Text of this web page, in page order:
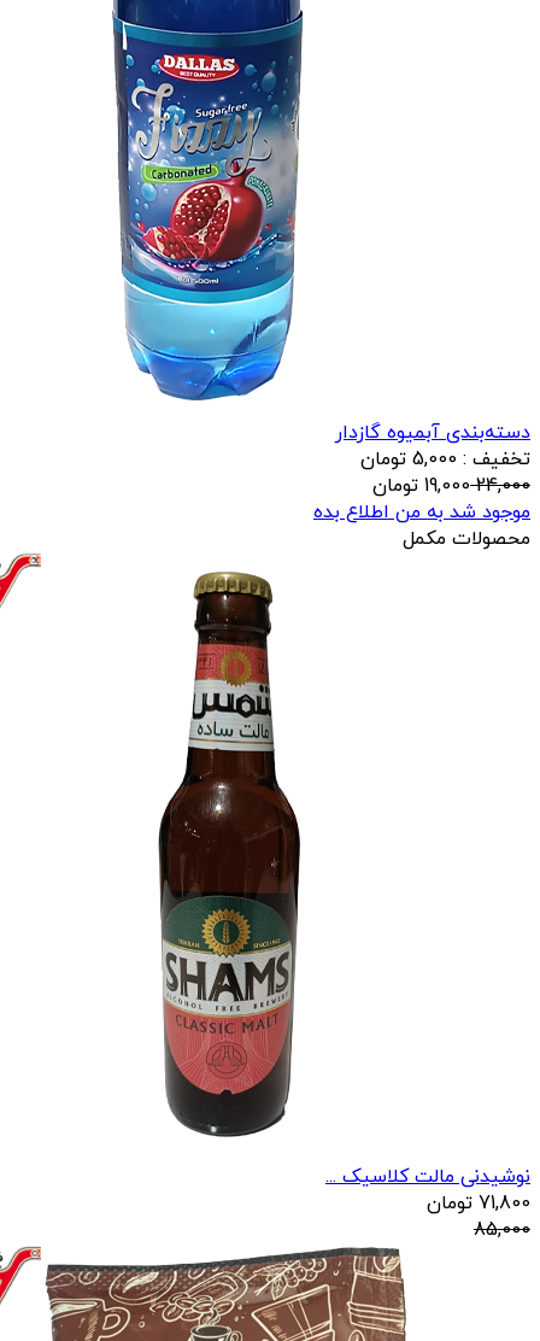
دسته‌بندی آبمیوه گازدار
تخفیف : 5,000 تومان
24,000
19,000 تومان
موجود شد به من اطلاع بده
محصولات مکمل
نوشیدنی مالت کلاسیک ...
71,800 تومان
85,000